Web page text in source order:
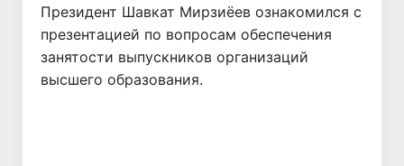
Президент Шавкат Мирзиёев ознакомился с
презентацией по вопросам обеспечения
занятости выпускников организаций
высшего образования.